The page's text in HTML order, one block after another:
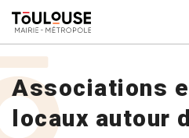
Associations
locaux autour